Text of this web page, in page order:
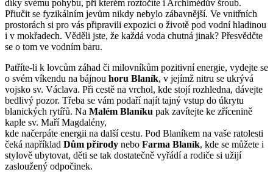
díky svému pohybu, při kterém roztočíte i Archimédův šroub.
Přiučit se fyzikálním jevům nikdy nebylo zábavnější. Ve vnitřních
prostorách si pro vás připravili expozici o životě pod vodní hladinou
i v mokřadech. Věděli jste, že každá voda chutná jinak? Přesvědčte
se o tom ve vodním baru.
Patříte-li k lovcům záhad či milovníkům pozitivní energie, vydejte se
o svém víkendu na bájnou horu Blaník, v jejímž nitru se ukrývá
vojsko sv. Václava. Při cestě na vrchol, kde stojí rozhledna, dávejte
bedlivý pozor. Třeba se vám podaří najít tajný vstup do úkrytu
blanických rytířů. Na Malém Blaníku pak zavítejte ke zřícenině
kaple sv. Maří Magdalény,
kde načerpáte energii na další cestu. Pod Blaníkem na vaše ratolesti
čeká například Dům přírody nebo Farma Blaník, kde se můžete i
stylově ubytovat, děti se tak dostatečně vyřádí a rodiče si užijí
zasloužený odpočinek.